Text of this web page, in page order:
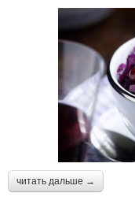
читать дальше →